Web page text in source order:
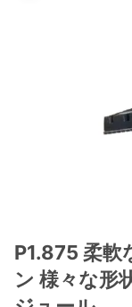
P1.875 柔軟
ン 様々な形